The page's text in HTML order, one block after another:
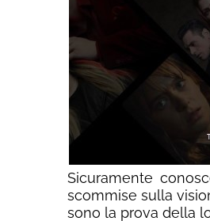
Sicuramente
scommise sulla
sono la prova della